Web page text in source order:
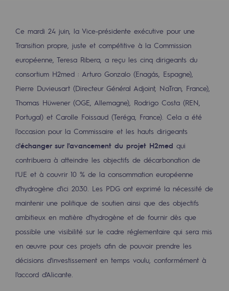
Espace pédagogique
2050 : un monde d’énergies
Objectif Hydrogène
CCUS Objectif Zéro CO2
Objectif Biométhane
Le Labo
Acteur engagé
Acteur engagé
Ambition RSE
Responsabilité environnementale
Responsabilité environnementale
BE POSITIF, le programme de
Décarbonation : une priorité
Ce mardi 24 juin, la Vice-présidente exécutive pour une
Transition propre, juste et compétitive à la Commission
européenne, Teresa Ribera, a reçu les cinq dirigeants du
consortium H2med : Arturo Gonzalo (Enagás, Espagne),
Pierre Duvieusart (Directeur Général Adjoint, NaTran, France),
Thomas Hüwener (OGE, Allemagne), Rodrigo Costa (REN,
Portugal) et Carolle Foissaud (Teréga, France). Cela a été
l'occasion pour la Commissaire et les hauts dirigeants
d'échanger sur l'avancement du projet H2med qui
contribuera à atteindre les objectifs de décarbonation de
l'UE et à couvrir 10 % de la consommation européenne
d'hydrogène d'ici 2030. Les PDG ont exprimé la nécessité de
maintenir une politique de soutien ainsi que des objectifs
ambitieux en matière d'hydrogène et de fournir dès que
possible une visibilité sur le cadre réglementaire qui sera mis
en œuvre pour ces projets afin de pouvoir prendre les
décisions d'investissement en temps voulu, conformément à
l'accord d'Alicante.